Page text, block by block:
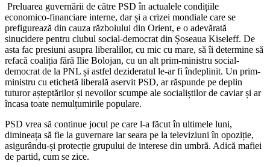
Preluarea guvernării de către PSD în actualele condițiile
economico-financiare interne, dar și a crizei mondiale care se
prefigurează din cauza războiului din Orient, e o adevărată
sinucidere pentru clubul social-democrat din Șoseaua Kiseleff. De
asta fac presiuni asupra liberalilor, cu mic cu mare, să îi determine să
refacă coaliția fără Ilie Bolojan, cu un alt prim-ministru social-
democrat de la PNL și astfel dezideratul le-ar fi îndeplinit. Un prim-
ministru cu etichetă liberală aservit PSD, ar răspunde pe deplin
tuturor așteptărilor și nevoilor scumpe ale socialiștilor de caviar și ar
încasa toate nemulțumirile populare.
PSD vrea să continue jocul pe care l-a făcut în ultimele luni,
dimineața să fie la guvernare iar seara pe la televiziuni în opoziție,
asigurându-și protecție grupului de interese din umbră. Adică mafiei
de partid, cum se zice.